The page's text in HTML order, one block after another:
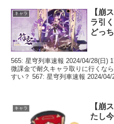
キャラ
【崩
ラ引
どっ
565: 星穹列車速報 2024/04/28(日)
微課金で耐久キャラ取りに行くな
すい？ 567: 星穹列車速報 2024/04/
キャラ
【崩
たし